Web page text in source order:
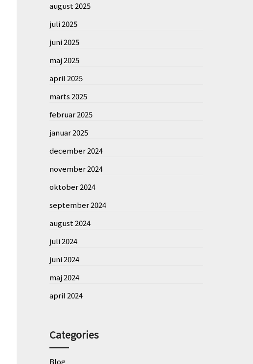
august 2025
juli 2025
juni 2025
maj 2025
april 2025
marts 2025
februar 2025
januar 2025
december 2024
november 2024
oktober 2024
september 2024
august 2024
juli 2024
juni 2024
maj 2024
april 2024
Categories
Blog